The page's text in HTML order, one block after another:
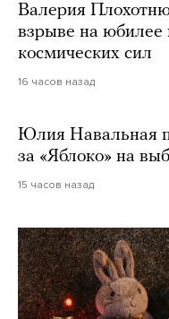
Валерия
взрыве на юбилее
космических сил
16 часов назад
Юлия Навальная
за «Яблоко» на
15 часов назад